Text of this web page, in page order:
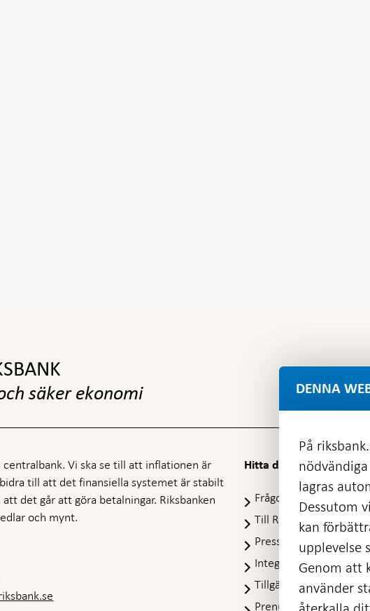
säker ekonomi
centralbank. Vi ska se till att inflationen är
till att det finansiella systemet är stabilt
det går att göra betalningar. Riksbanken
och mynt.
Hitta direkt
Frågor och svar
Öppnas
i
ny
flik
Till Riksbankens
Presskontakt
Integritetspolicy
Prenumerera på
DENNA
På
lagras
Dessutom
kan
upplevelse
Genom att
använder